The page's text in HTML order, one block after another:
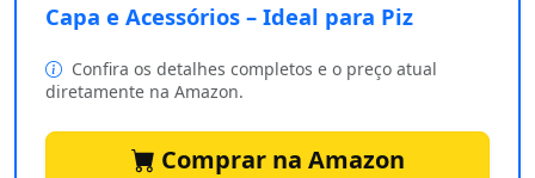
Capa e Acessórios – Ideal para Piz
Confira os detalhes completos e o preço atual
diretamente na Amazon.
Comprar na Amazon